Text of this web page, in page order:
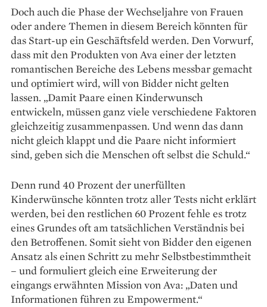
Doch auch die Phase der Wechseljahre von Frauen
oder andere Themen in diesem Bereich könnten für
das Start-up ein Geschäftsfeld werden. Den Vorwurf,
dass mit den Produkten von Ava einer der letzten
romantischen Bereiche des Lebens messbar gemacht
und optimiert wird, will von Bidder nicht gelten
lassen. „Damit Paare einen Kinderwunsch
entwickeln, müssen ganz viele verschiedene Faktoren
gleichzeitig zusammenpassen. Und wenn das dann
nicht gleich klappt und die Paare nicht informiert
sind, geben sich die Menschen oft selbst die Schuld.“
Denn rund 40 Prozent der unerfüllten
Kinderwünsche könnten trotz aller Tests nicht erklärt
werden, bei den restlichen 60 Prozent fehle es trotz
eines Grundes oft am tatsächlichen Verständnis bei
den Betroffenen. Somit sieht von Bidder den eigenen
Ansatz als einen Schritt zu mehr Selbstbestimmtheit
– und formuliert gleich eine Erweiterung der
eingangs erwähnten Mission von Ava: „Daten und
Informationen führen zu Empowerment.“